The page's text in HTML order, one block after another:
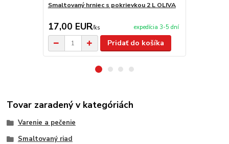
Smaltovaný hrniec s pokrievkou 2 L OLIVA
17,00 EUR/ks expedícia 3-5 dní
Pridať do košíka
Tovar zaradený v kategóriách
Varenie a pečenie
Smaltovaný riad